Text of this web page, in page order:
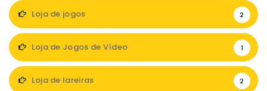
Loja de jogos 2
Loja de Jogos de Vídeo 1
Loja de lareiras 2